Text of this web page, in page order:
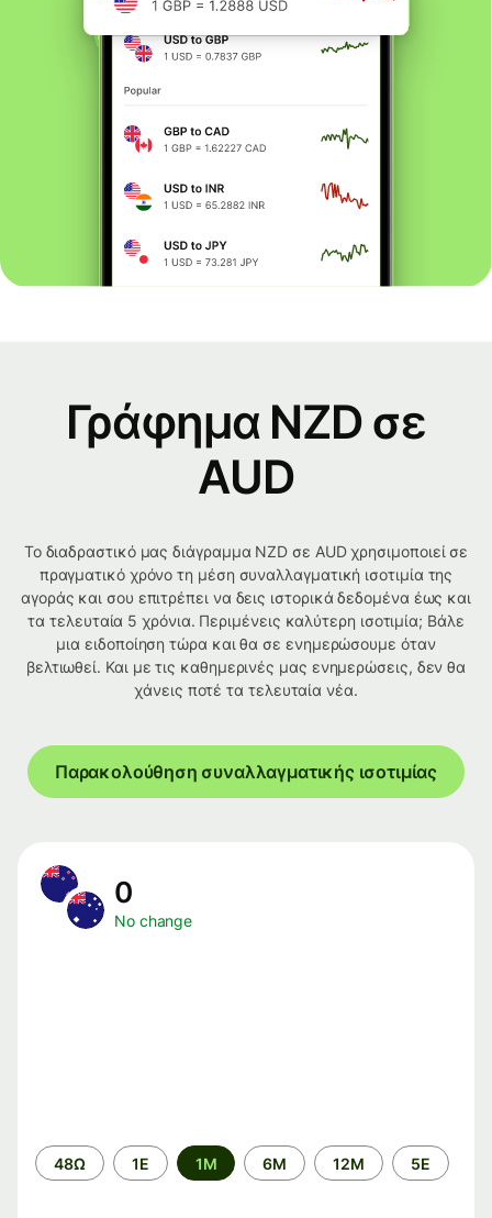
Γράφημα NZD σε
AUD
Το διαδραστικό μας διάγραμμα NZD σε AUD χρησιμοποιεί σε
πραγματικό χρόνο τη μέση συναλλαγματική ισοτιμία της
αγοράς και σου επιτρέπει να δεις ιστορικά δεδομένα έως και
τα τελευταία 5 χρόνια. Περιμένεις καλύτερη ισοτιμία; Βάλε
μια ειδοποίηση τώρα και θα σε ενημερώσουμε όταν
βελτιωθεί. Και με τις καθημερινές μας ενημερώσεις, δεν θα
χάνεις ποτέ τα τελευταία νέα.
Παρακολούθηση συναλλαγματικής ισοτιμίας
0
No change
Time
period
48Ω 1Ε 1M 6M 12M 5Ε